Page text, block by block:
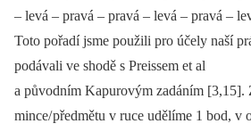
–⁠ levá –⁠ pravá –⁠ pravá –⁠ levá –⁠ pravá –⁠
Toto pořadí jsme použili pro účely naší
podávali ve shodě s Preissem et al
a původním Kapurovým zadáním [3,15].
mince/ předmětu v ruce udělíme 1 bod, v